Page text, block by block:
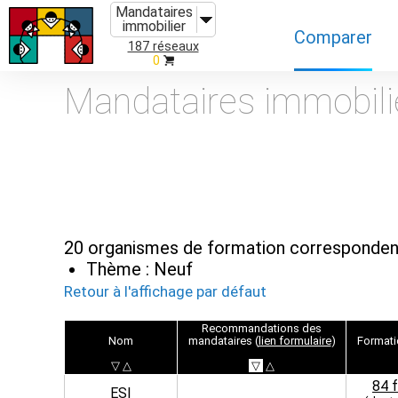
Mandataires
immobilier
187 réseaux
0
Comparer
Caractéristiques
Mandataires
20 organismes de formation
Thème : Neuf
Retour à l'affichage par défaut
Nom
▽ △
Recommandations des
mandataires (lien formulaire)
▽ △
ESI 84